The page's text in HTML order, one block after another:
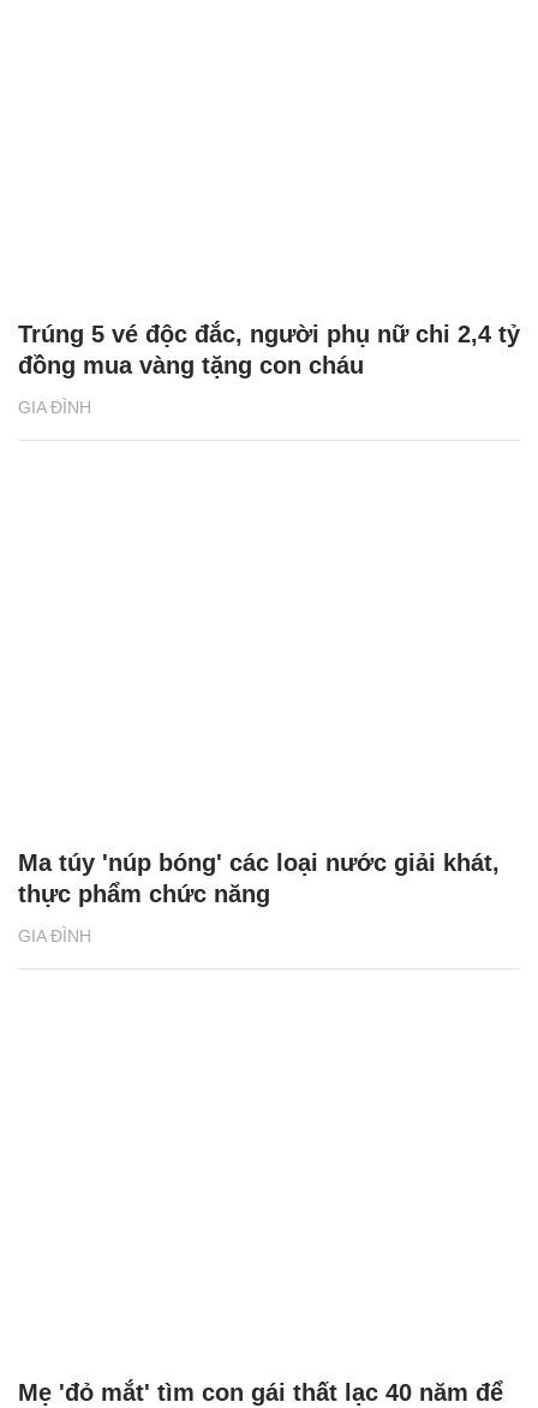
GIA ĐÌNH
Trúng 5 vé độc đắc, người phụ nữ chi 2,4 tỷ
đồng mua vàng tặng con cháu
GIA ĐÌNH
Ma túy 'núp bóng' các loại nước giải khát,
thực phẩm chức năng
Mẹ 'đỏ mắt' tìm con gái thất lạc 40 năm để